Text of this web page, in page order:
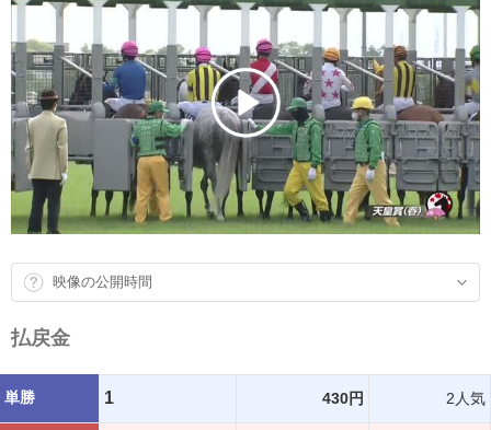
映像の公開時間
払戻金
単勝 1 430円 2人気